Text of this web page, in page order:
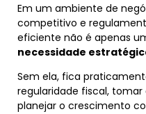
Em um ambiente de
competitivo e
eficiente não é apenas
necessidade
Sem ela, fica
regularidade fiscal,
planejar o crescimento